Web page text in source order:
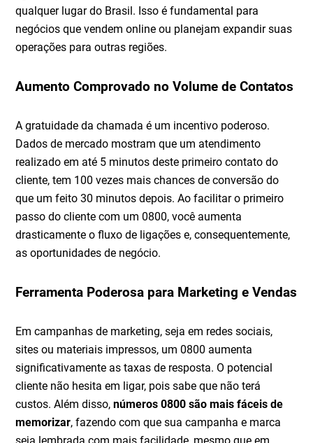
qualquer lugar do Brasil. Isso é fundamental para
negócios que vendem online ou planejam expandir suas
operações para outras regiões.
Aumento Comprovado no Volume de Contatos
A gratuidade da chamada é um incentivo poderoso.
Dados de mercado mostram que um atendimento
realizado em até 5 minutos deste primeiro contato do
cliente, tem 100 vezes mais chances de conversão do
que um feito 30 minutos depois. Ao facilitar o primeiro
passo do cliente com um 0800, você aumenta
drasticamente o fluxo de ligações e, consequentemente,
as oportunidades de negócio.
Ferramenta Poderosa para Marketing e Vendas
Em campanhas de marketing, seja em redes sociais,
sites ou materiais impressos, um 0800 aumenta
significativamente as taxas de resposta. O potencial
cliente não hesita em ligar, pois sabe que não terá
custos. Além disso,números 0800 são mais fáceis de
memorizar, fazendo com que sua campanha e marca